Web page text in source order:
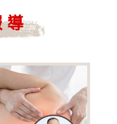
導